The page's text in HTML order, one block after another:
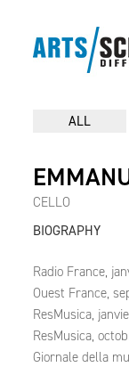
ALL
CELLO
BIOGRAPHY
Radio France,
Ouest France,
ResMusica,
ResMusica,
Giornale della